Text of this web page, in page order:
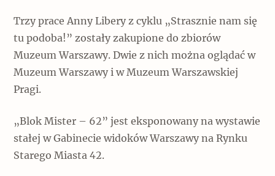
Trzy prace Anny Libery z cyklu „Strasznie nam się
tu podoba!” zostały zakupione do zbiorów
Muzeum Warszawy. Dwie z nich można oglądać w
Muzeum Warszawy i w Muzeum Warszawskiej
Pragi.
„Blok Mister – 62” jest eksponowany na wystawie
stałej w Gabinecie widoków Warszawy na Rynku
Starego Miasta 42.